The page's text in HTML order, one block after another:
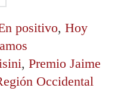
positivo, Hoy
, Premio Jaime
Occidental